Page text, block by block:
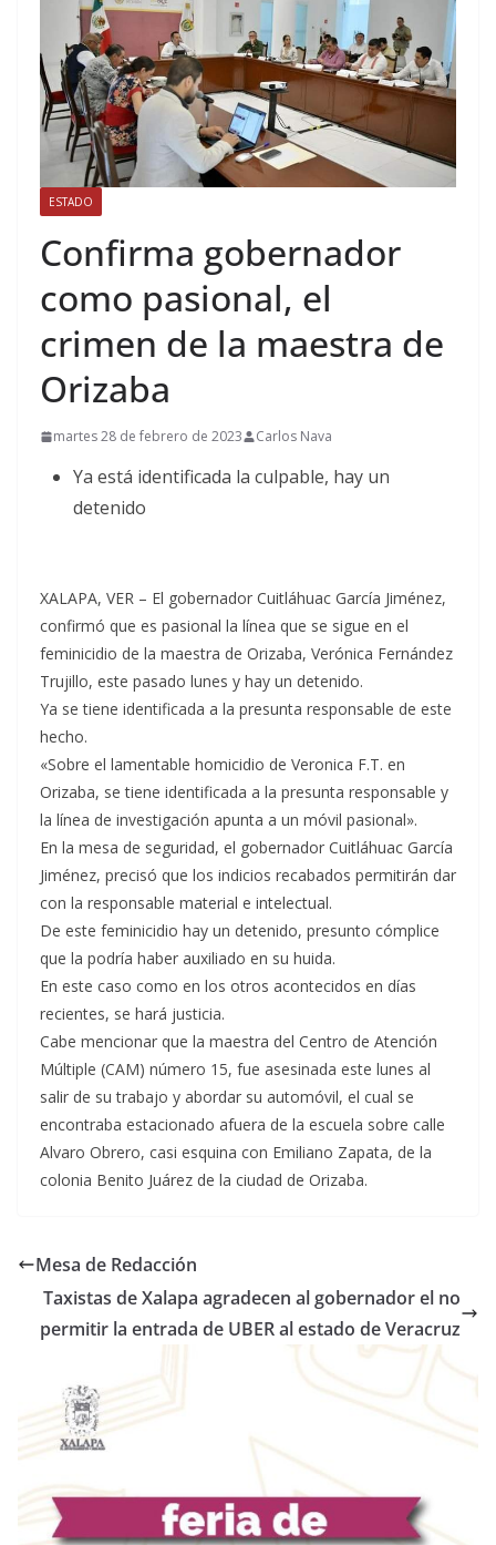
ESTADO
Confirma gobernador
como pasional, el
crimen de la maestra de
Orizaba
martes 28 de febrero de 2023 Carlos Nava
Ya está identificada la culpable, hay un
detenido
XALAPA, VER – El gobernador Cuitláhuac García Jiménez,
confirmó que es pasional la línea que se sigue en el
feminicidio de la maestra de Orizaba, Verónica Fernández
Trujillo, este pasado lunes y hay un detenido.
Ya se tiene identificada a la presunta responsable de este
hecho.
«Sobre el lamentable homicidio de Veronica F.T. en
Orizaba, se tiene identificada a la presunta responsable y
la línea de investigación apunta a un móvil pasional».
En la mesa de seguridad, el gobernador Cuitláhuac García
Jiménez, precisó que los indicios recabados permitirán dar
con la responsable material e intelectual.
De este feminicidio hay un detenido, presunto cómplice
que la podría haber auxiliado en su huida.
En este caso como en los otros acontecidos en días
recientes, se hará justicia.
Cabe mencionar que la maestra del Centro de Atención
Múltiple (CAM) número 15, fue asesinada este lunes al
salir de su trabajo y abordar su automóvil, el cual se
encontraba estacionado afuera de la escuela sobre calle
Alvaro Obrero, casi esquina con Emiliano Zapata, de la
colonia Benito Juárez de la ciudad de Orizaba.
Mesa de Redacción
Taxistas de Xalapa agradecen al gobernador el no
permitir la entrada de UBER al estado de Veracruz